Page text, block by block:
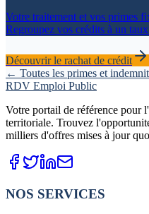
Votre traitement et vos primes
Regroupez vos crédits à un
Découvrir le rachat de crédit
← Toutes les primes et
RDV Emploi Public
Votre portail de référence pour
territoriale. Trouvez
milliers d'offres mises à jour
NOS SERVICES